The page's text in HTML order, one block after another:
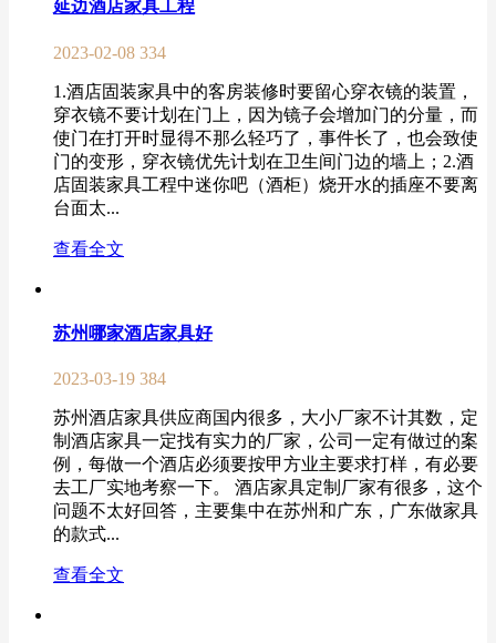
延边酒店家具工程
2023-02-08 334
1.酒店固装家具中的客房装修时要留心穿衣镜的装置，
穿衣镜不要计划在门上，因为镜子会增加门的分量，而
使门在打开时显得不那么轻巧了，事件长了，也会致使
门的变形，穿衣镜优先计划在卫生间门边的墙上；2.酒
店固装家具工程中迷你吧（酒柜）烧开水的插座不要离
台面太...
查看全文
苏州哪家酒店家具好
2023-03-19 384
苏州酒店家具供应商国内很多，大小厂家不计其数，定
制酒店家具一定找有实力的厂家，公司一定有做过的案
例，每做一个酒店必须要按甲方业主要求打样，有必要
去工厂实地考察一下。 酒店家具定制厂家有很多，这个
问题不太好回答，主要集中在苏州和广东，广东做家具
的款式...
查看全文